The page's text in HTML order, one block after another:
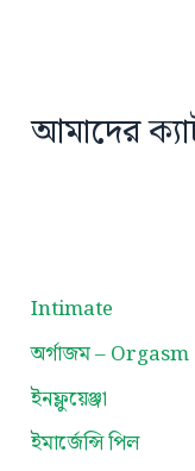
আমাদের
Intimate
অর্গাজম – Orgasm
ইনফ্লুয়েঞ্জা
ইমার্জেন্সি পিল